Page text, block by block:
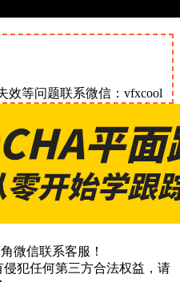
效等问题联系微信：vfxcool
微信联系客服！
犯任何第三方合法权益，请